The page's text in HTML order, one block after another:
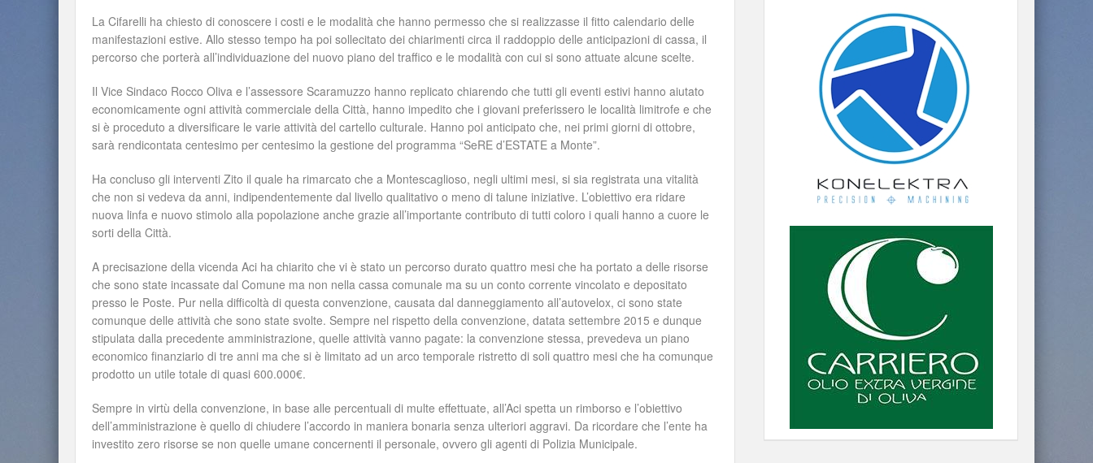
La Cifarelli ha chiesto di conoscere i costi e le modalità che hanno permesso che si realizzasse il fitto calendario delle
manifestazioni estive. Allo stesso tempo ha poi sollecitato dei chiarimenti circa il raddoppio delle anticipazioni di cassa, il
percorso che porterà all’individuazione del nuovo piano del traffico e le modalità con cui si sono attuate alcune scelte.
Il Vice Sindaco Rocco Oliva e l’assessore Scaramuzzo hanno replicato chiarendo che tutti gli eventi estivi hanno aiutato
economicamente ogni attività commerciale della Città, hanno impedito che i giovani preferissero le località limitrofe e che
si è proceduto a diversificare le varie attività del cartello culturale. Hanno poi anticipato che, nei primi giorni di ottobre,
sarà rendicontata centesimo per centesimo la gestione del programma “SeRE d’ESTATE a Monte”.
Ha concluso gli interventi Zito il quale ha rimarcato che a Montescaglioso, negli ultimi mesi, si sia registrata una vitalità
che non si vedeva da anni, indipendentemente dal livello qualitativo o meno di talune iniziative. L’obiettivo era ridare
nuova linfa e nuovo stimolo alla popolazione anche grazie all’importante contributo di tutti coloro i quali hanno a cuore le
sorti della Città.
A precisazione della vicenda Aci ha chiarito che vi è stato un percorso durato quattro mesi che ha portato a delle risorse
che sono state incassate dal Comune ma non nella cassa comunale ma su un conto corrente vincolato e depositato
presso le Poste. Pur nella difficoltà di questa convenzione, causata dal danneggiamento all’autovelox, ci sono state
comunque delle attività che sono state svolte. Sempre nel rispetto della convenzione, datata settembre 2015 e dunque
stipulata dalla precedente amministrazione, quelle attività vanno pagate: la convenzione stessa, prevedeva un piano
economico finanziario di tre anni ma che si è limitato ad un arco temporale ristretto di soli quattro mesi che ha comunque
prodotto un utile totale di quasi 600.000€.
Sempre in virtù della convenzione, in base alle percentuali di multe effettuate, all’Aci spetta un rimborso e l’obiettivo
dell’amministrazione è quello di chiudere l’accordo in maniera bonaria senza ulteriori aggravi. Da ricordare che l’ente ha
investito zero risorse se non quelle umane concernenti il personale, ovvero gli agenti di Polizia Municipale.